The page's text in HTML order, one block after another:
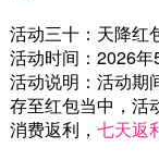
活动三十：天降红
活动时间：2026
活动说明：活动期
存至红包当中，活
消费返利， 七天返